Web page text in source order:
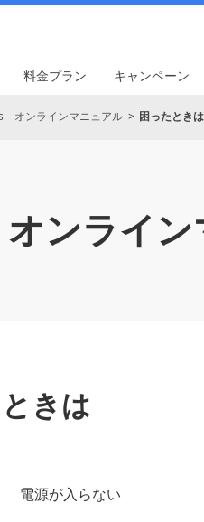
料金プラン キャンペーン
オンラインマニュアル 困ったときは
オンライ
きは
電源が入らない